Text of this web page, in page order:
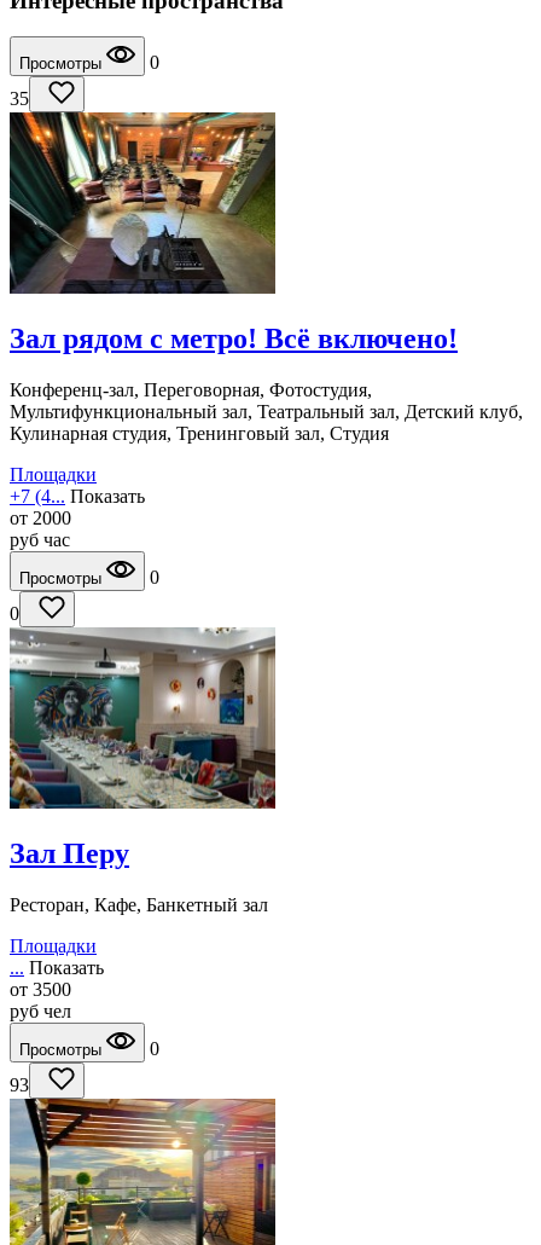
Просмотры
0
35
Зал рядом с метро! Всё включено!
Конференц-зал, Переговорная, Фотостудия,
Мультифункциональный зал, Театральный зал, Детский клуб,
Кулинарная студия, Тренинговый зал, Студия
Площадки
+7 (4... Показать
от 2000
руб час
Просмотры
0
0
Зал Перу
Ресторан, Кафе, Банкетный зал
Площадки
... Показать
от 3500
руб чел
Просмотры
0
93